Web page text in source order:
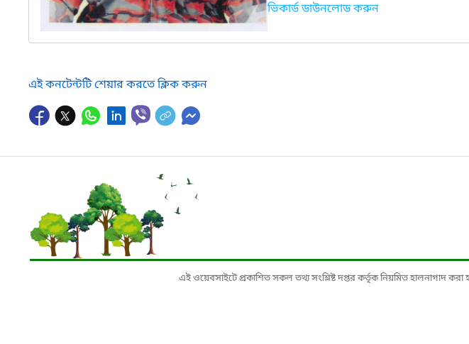
ভিকার্ড ডাউনলোড করুন
এই কনটেন্টটি শেয়ার করতে ক্লিক করুন
এই ওয়েবসাইটে প্রকাশিত সকল তথ্য সংশ্লিষ্ট দপ্তর কর্তৃক নিয়মিত হালনাগাদ করা